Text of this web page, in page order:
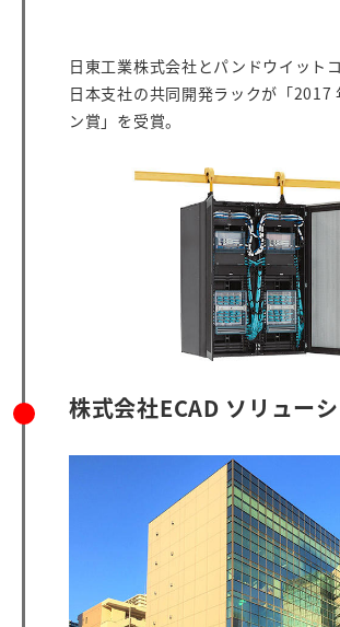
日東工業株式会社とパンドウイット
日本支社の共同開発ラックが「2017
ン賞」を受賞。
株式会社ECAD ソリュー